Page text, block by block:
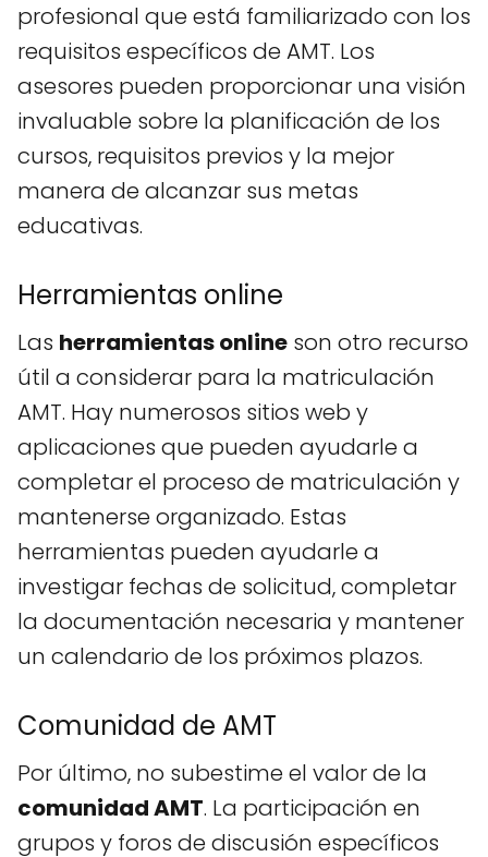
profesional que está familiarizado con los
requisitos específicos de AMT. Los
asesores pueden proporcionar una visión
invaluable sobre la planificación de los
cursos, requisitos previos y la mejor
manera de alcanzar sus metas
educativas.
Herramientas online
Las herramientas online son otro recurso
útil a considerar para la matriculación
AMT. Hay numerosos sitios web y
aplicaciones que pueden ayudarle a
completar el proceso de matriculación y
mantenerse organizado. Estas
herramientas pueden ayudarle a
investigar fechas de solicitud, completar
la documentación necesaria y mantener
un calendario de los próximos plazos.
Comunidad de AMT
Por último, no subestime el valor de la
comunidad AMT. La participación en
grupos y foros de discusión específicos